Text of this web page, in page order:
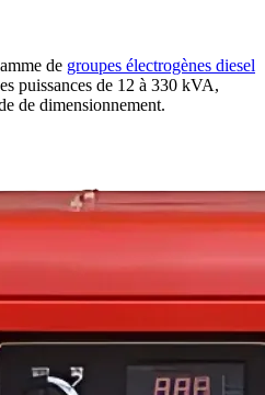
de groupes électrogènes diesel
puissances de 12 à 330 kVA,
de dimensionnement.